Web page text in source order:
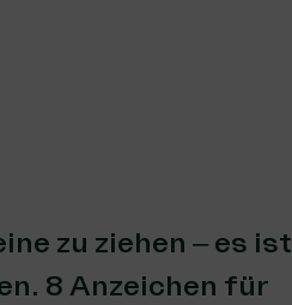
zu ziehen – es ist
8 Anzeichen für